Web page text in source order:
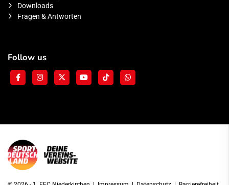
Downloads
Fragen & Antworten
Follow us